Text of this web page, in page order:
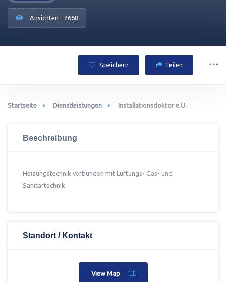
Ansichten - 2668
Speichern Teilen
Startseite Dienstleistungen Installationsdoktor e.U.
Beschreibung
Heizungstechnik verbunden mit Lüftungs- Gas- und
Sanitärtechnik
Standort / Kontakt
View Map